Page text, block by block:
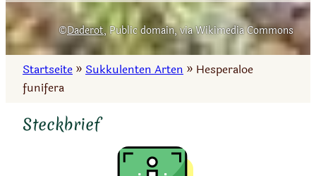
Daderot, Public domain, via Wikimedia Commons
Startseite » Sukkulenten Arten » Hesperaloe
funifera
Steckbrief